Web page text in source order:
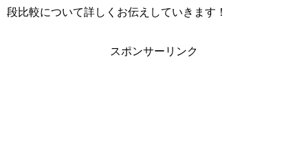
段比較について詳しくお伝えしていきます！
スポンサーリンク